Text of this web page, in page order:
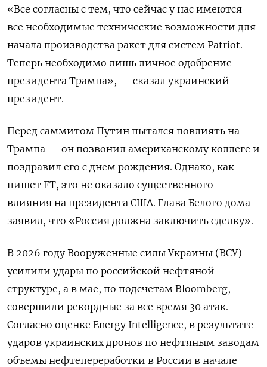
«Все согласны с тем, что сейчас у нас имеются
все необходимые технические возможности для
начала производства ракет для систем Patriot.
Теперь необходимо лишь личное одобрение
президента Трампа», — сказал украинский
президент.
Перед саммитом Путин пытался повлиять на
Трампа — он позвонил американскому коллеге и
поздравил его с днем рождения. Однако, как
пишет FT, это не оказало существенного
влияния на президента США. Глава Белого дома
заявил, что «Россия должна заключить сделку».
В 2026 году Вооруженные силы Украины (ВСУ)
усилили удары по российской нефтяной
структуре, а в мае, по подсчетам Bloomberg,
совершили рекордные за все время 30 атак.
Согласно оценке Energy Intelligence, в результате
ударов украинских дронов по нефтяным заводам
объемы нефтепереработки в России в начале